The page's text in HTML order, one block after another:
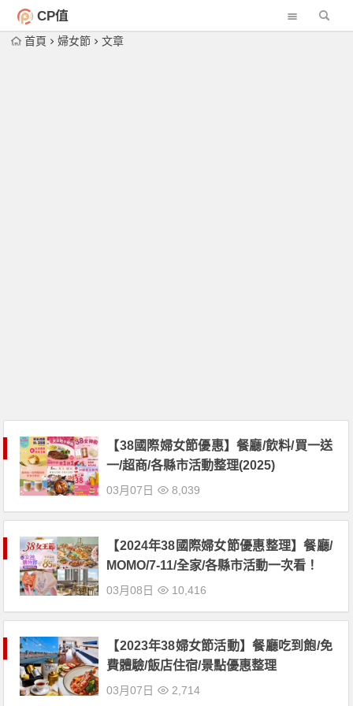
CP值
首頁 婦女節 文章
【38國際婦女節優惠】餐廳/飲料/買一送
一/超商/各縣市活動整理(2025)
03月07日 8,039
【2024年38國際婦女節優惠整理】餐廳/
MOMO/7-11/全家/各縣市活動一次看！
03月08日 10,416
【2023年38婦女節活動】餐廳吃到飽/免
費體驗/飯店住宿/景點優惠整理
03月07日 2,714